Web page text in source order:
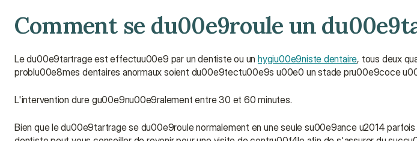
Comment se du00e9roule un
Le du00e9tartrage est effectuu00e9 par un dentiste ou un hygiu00e9niste dentaire, tous deux
problu00e8mes dentaires anormaux soient du00e9tectu00e9s u00e0 un stade pru00e9coce
L'intervention dure gu00e9nu00e9ralement entre 30 et 60 minutes.
Bien que le du00e9tartrage se du00e9roule normalement en une seule su00e9ance u2014